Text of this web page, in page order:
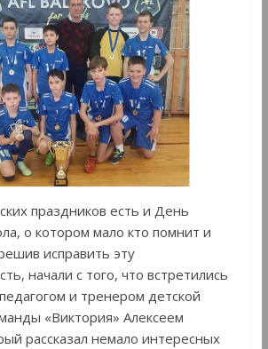
праздников есть и День
о котором мало кто помнит и
исправить эту
начали с того, что встретились
и тренером детской
«Виктория» Алексеем
рассказал немало интересных